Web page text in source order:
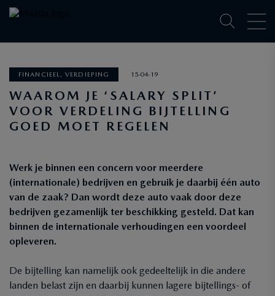
FINANCIEEL, VERDIEPING 15-04-19
WAAROM JE ‘SALARY SPLIT’
VOOR VERDELING BIJTELLING
GOED MOET REGELEN
Werk je binnen een concern voor meerdere
(internationale) bedrijven en gebruik je daarbij één auto
van de zaak? Dan wordt deze auto vaak door deze
bedrijven gezamenlijk ter beschikking gesteld. Dat kan
binnen de internationale verhoudingen een voordeel
opleveren.
De bijtelling kan namelijk ook gedeeltelijk in die andere
landen belast zijn en daarbij kunnen lagere bijtellings- of